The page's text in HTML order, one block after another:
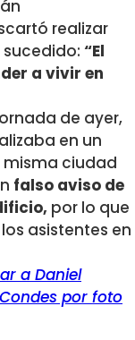
realizar
“El
a vivir en
de ayer,
en un
misma ciudad
falso aviso de
por lo que
asistentes en
a Daniel
por foto